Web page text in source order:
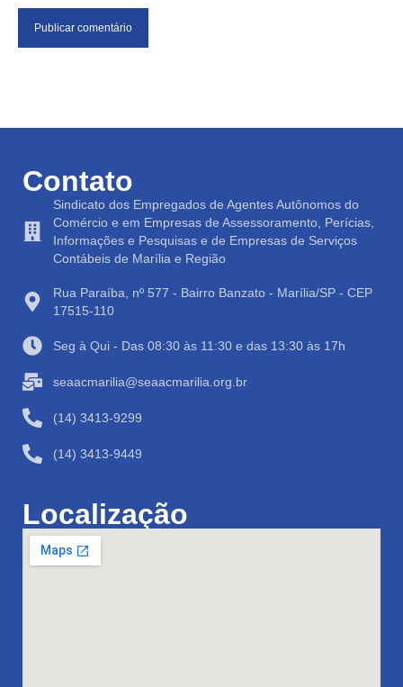
Contato
Sindicato dos Empregados de Agentes Autônomos do
Comércio e em Empresas de Assessoramento, Perícias,
Informações e Pesquisas e de Empresas de Serviços
Contábeis de Marília e Região
Rua Paraíba, nº 577 - Bairro Banzato - Marília/SP - CEP
17515-110
Seg à Qui - Das 08:30 às 11:30 e das 13:30 às 17h
seaacmarilia@seaacmarilia.org.br
(14) 3413-9299
(14) 3413-9449
Localização